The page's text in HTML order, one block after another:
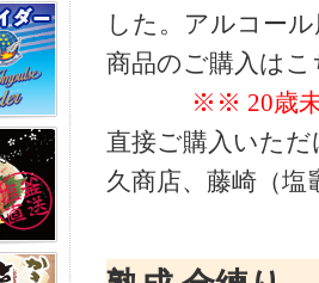
した。アルコー
商品のご購入はこ
※※ 20歳
直接ご購入いた
久商店、藤崎（